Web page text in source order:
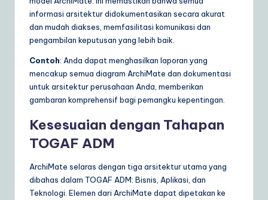
informasi arsitektur didokumentasikan secara akurat
dan mudah diakses, memfasilitasi komunikasi dan
pengambilan keputusan yang lebih baik.
Contoh: Anda dapat menghasilkan laporan yang
mencakup semua diagram ArchiMate dan dokumentasi
untuk arsitektur perusahaan Anda, memberikan
gambaran komprehensif bagi pemangku kepentingan.
Kesesuaian dengan Tahapan
TOGAF ADM
ArchiMate selaras dengan tiga arsitektur utama yang
dibahas dalam TOGAF ADM: Bisnis, Aplikasi, dan
Teknologi. Elemen dari ArchiMate dapat dipetakan ke